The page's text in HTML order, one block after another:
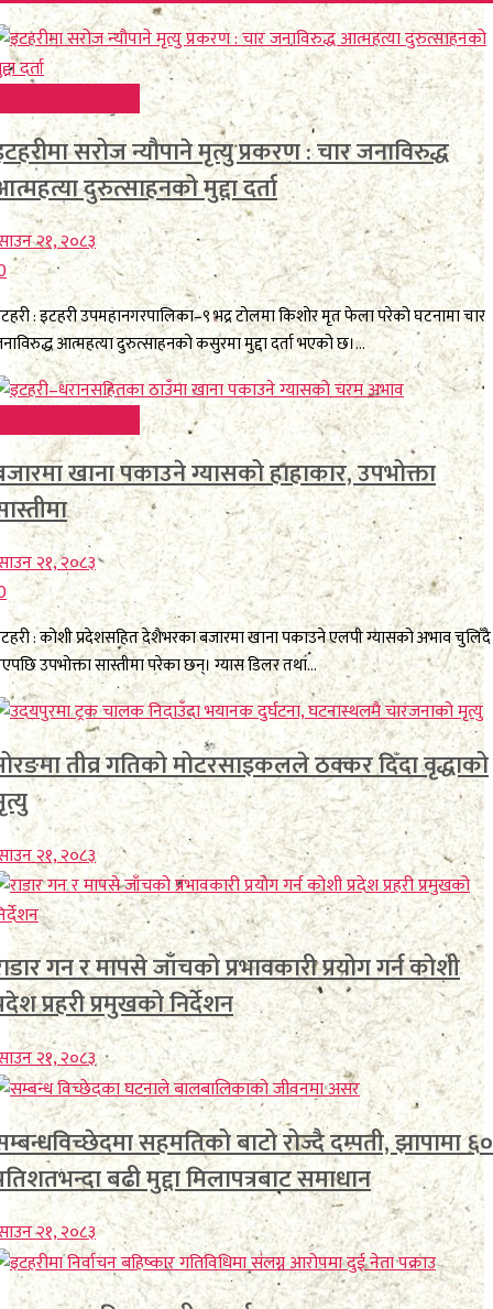
सरोज न्यौपाने मृत्यु प्रकरण : चार जनाविरुद्ध
दुरुत्साहनको मुद्दा दर्ता
२१, २०८३
: इटहरी उपमहानगरपालिका–९ भद्र टोलमा किशोर मृत फेला परेको घटनामा चार
आत्महत्या दुरुत्साहनको कसुरमा मुद्दा दर्ता भएको छ।...
खाना पकाउने ग्यासको हाहाकार, उपभोक्ता
२१, २०८३
: कोशी प्रदेशसहित देशैभरका बजारमा खाना पकाउने एलपी ग्यासको अभाव चुलिँदै
उपभोक्ता सास्तीमा परेका छन्। ग्यास डिलर तथा...
तीव्र गतिको मोटरसाइकलले ठक्कर दिँदा वृद्धाको
२१, २०८३
गन र मापसे जाँचको प्रभावकारी प्रयोग गर्न कोशी
प्रहरी प्रमुखको निर्देशन
२१, २०८३
सहमतिको बाटो रोज्दै दम्पती, झापामा ६०
बढी मुद्दा मिलापत्रबाट समाधान
२१, २०८३